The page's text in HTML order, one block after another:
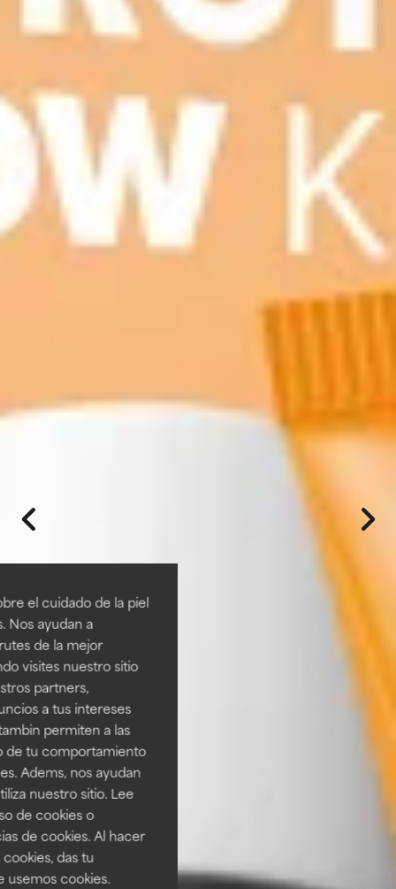
el cuidado de la piel
Nos ayudan a
de la mejor
visites nuestro sitio
partners,
a tus intereses
permiten a las
de tu comportamiento
Adems, nos ayudan
nuestro sitio. Lee
de cookies o
de cookies. Al hacer
das tu
usemos cookies.